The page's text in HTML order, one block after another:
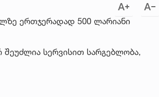
ერთჯერადად 500 ლარიანი
სერვისით სარგებლობა,